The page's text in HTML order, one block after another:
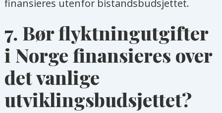
finansieres utenfor bistandsbudsjettet.
7. Bør flyktningutgifter
i Norge finansieres over
det vanlige
utviklingsbudsjettet?